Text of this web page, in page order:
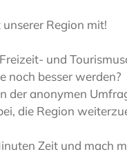
Region mit!
und
noch besser werden?
der anonymen
die Region
Zeit und mach